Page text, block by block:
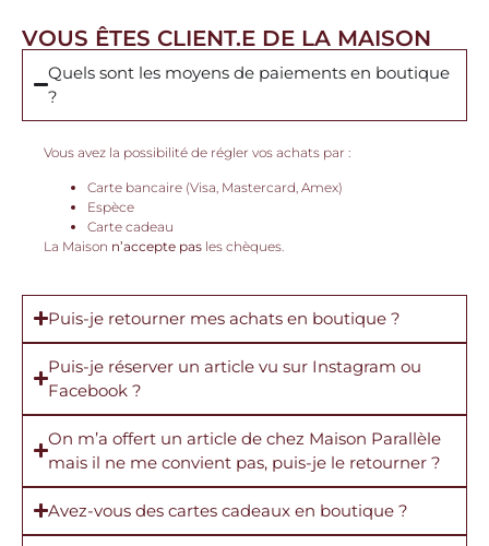
VOUS ÊTES CLIENT.E DE LA MAISON
Quels sont les moyens de paiements en boutique
?
Vous avez la possibilité de régler vos achats par :
Carte bancaire (Visa, Mastercard, Amex)
Espèce
Carte cadeau
La Maison n’accepte pas les chèques.
Puis-je retourner mes achats en boutique ?
Puis-je réserver un article vu sur Instagram ou
Facebook ?
On m’a offert un article de chez Maison Parallèle
mais il ne me convient pas, puis-je le retourner ?
Avez-vous des cartes cadeaux en boutique ?